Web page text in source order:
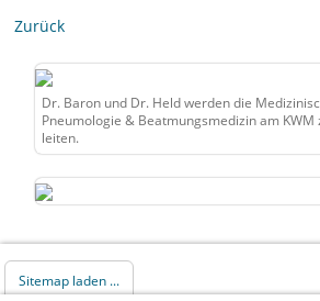
Zurück
Dr. Baron und Dr. Held werden die
Pneumologie & Beatmungsmedizin am
leiten.
Sitemap laden ...